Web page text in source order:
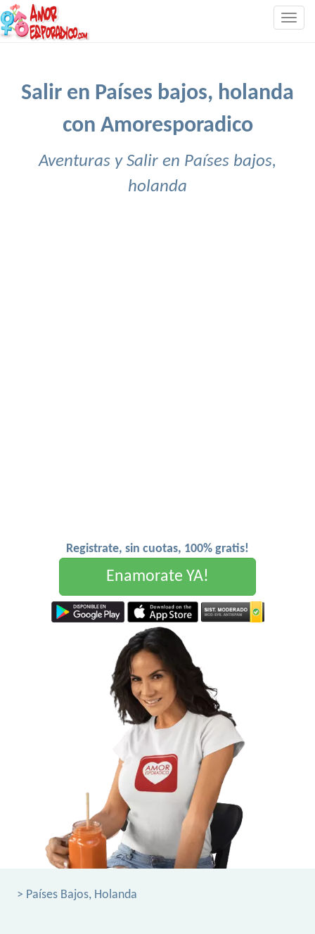
Salir en Países bajos, holanda
con Amoresporadico
Aventuras y Salir en Países bajos,
holanda
Registrate, sin cuotas, 100% gratis!
Enamorate YA!
> Países Bajos, Holanda